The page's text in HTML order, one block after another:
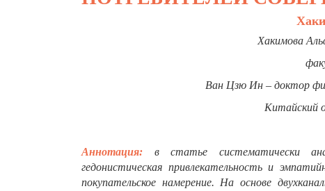
Хакимова
Ван Цзю Ин – доктор
Китайский
Аннотация: в статье систематически
гедонистическая привлекательность и
покупательское намерение. На основе